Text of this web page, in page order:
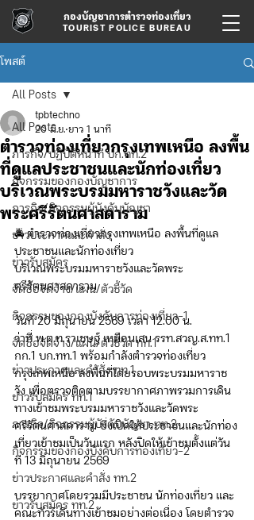
กองบัญชาการตำรวจท่องเที่ยว
TOURIST POLICE BUREAU
โพสต์
All Posts
ภารกิจ/ปฏิบัติหน้าที่ บก.ทท.2
กิจกรรมของกองบัญชาการ
ภารกิจ/กิจกรรมผู้บังคับบัญชา
ข่าวประกาศและคำสั่ง
ข่าวรับสมัคร
จัดซื้อจัดจ้าง/แผน/ตัวชี้วัด
กิจกรรมของกองบังคับการท่องเที่ยว-1
จัดซื้อจัดจ้าง/แผน/ตัวชี้วัด ทท.1
ข่าวประกาศและคำสั่ง ทท.1
ข่าวรับสมัคร ทท.1
ภารกิจ/กิจกรรมผู้บังคับบัญชา ทท.2
กิจกรรมของกองบังคับการท่องเที่ยว-2
ข่าวประกาศและคำสั่ง ทท.2
ข่าวรับสมัคร ทท.2
All Posts
ตำรวจท่องเที่ยวกรุงเทพเหนือ ลงพื้น
ที่ดูแลประชาชนและนักท่องเที่ยว
บริเวณพระบรมมหาราชวังและวัด
พระศรีรัตนศาสดาราม
tpbtechno
20 มิ.ย. ยาว 1 นาที
🚔 ตำรวจท่องเที่ยวกรุงเทพเหนือ ลงพื้นที่ดูแล
ประชาชนและนักท่องเที่ยว
บริเวณพระบรมมหาราชวังและวัดพระ
ศรีรัตนศาสดาราม
วันที่ 20 มิถุนายน 2569 เวลา 12.00 น.
ว่าที่ พ.ต.ท.ราเชษฐ์ เหมือนเสน รรท.สวญ.ส.ทท.1
กก.1 บก.ทท.1 พร้อมกำลังตำรวจท่องเที่ยว
กรุงเทพเหนือ ลงพื้นที่โดยรอบพระบรมมหาราช
วัง เพื่อตรวจติดตามบรรยากาศภาพรวมการเดิน
ทางเข้าชมพระบรมมหาราชวังและวัดพระ
ศรีรัตนศาสดาราม ซึ่งเปิดให้ประชาชนและนักท่อง
เที่ยวเข้าชมเป็นวันแรก หลังปิดให้เข้าชมตั้งแต่วัน
ที่ 13 มิถุนายน 2569
บรรยากาศโดยรวมมีประชาชน นักท่องเที่ยว และ
คณะทัวร์เดินทางเข้าชมอย่างต่อเนื่อง โดยตำรวจ